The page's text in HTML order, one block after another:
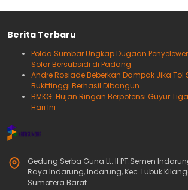
Berita Terbaru
Polda Sumbar Ungkap Dugaan
Solar Bersubsidi di Padang
Andre Rosiade Beberkan Dampak Jika Tol
Bukittinggi Berhasil Dibangun
BMKG: Hujan Ringan Berpotensi Guyur
Hari Ini
Gedung Serba Guna Lt. II PT.Semen
Raya Indarung, Indarung, Kec. Lubuk
Sumatera Barat